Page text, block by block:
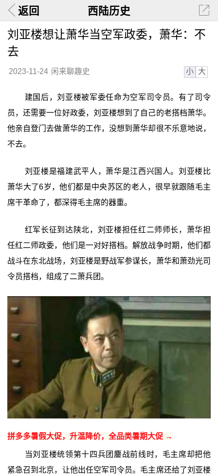
返回 西陆历史
刘亚楼想让萧华当空军政委，萧华：不
去
2023-11-24 闲来聊趣史 小 大
建国后，刘亚楼被军委任命为空军司令员。有了司令
员，还需要一位好政委，刘亚楼想到了自己的老搭档萧华。
他亲自登门去做萧华的工作，没想到萧华却很不乐意地说，
不去。
刘亚楼是福建武平人，萧华是江西兴国人。刘亚楼比
萧华大了6岁，他们都是中央苏区的老人，很早就跟随毛主
席干革命了，都深得毛主席的器重。
红军长征到达陕北，刘亚楼担任红二师师长，萧华担
任红二师政委，他们是一对好搭档。解放战争时期，他们都
战斗在东北战场，刘亚楼是野战军参谋长，萧华和萧劲光司
令员搭档，组成了二萧兵团。
拼多多暑假大促，升温降价，全品类暑期大促 →
当刘亚楼统领第十四兵团鏖战前线时，毛主席却把他
紧急召到北京，让他出任空军司令员。毛主席还给了刘亚楼